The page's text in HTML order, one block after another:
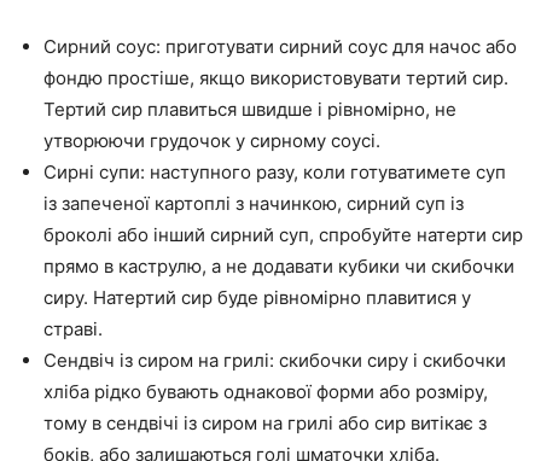
Сирний соус: приготувати сирний соус для начос або
фондю простіше, якщо використовувати тертий сир.
Тертий сир плавиться швидше і рівномірно, не
утворюючи грудочок у сирному соусі.
Сирні супи: наступного разу, коли готуватимете суп
із запеченої картоплі з начинкою, сирний суп із
броколі або інший сирний суп, спробуйте натерти сир
прямо в каструлю, а не додавати кубики чи скибочки
сиру. Натертий сир буде рівномірно плавитися у
страві.
Сендвіч із сиром на грилі: скибочки сиру і скибочки
хліба рідко бувають однакової форми або розміру,
тому в сендвічі із сиром на грилі або сир витікає з
боків, або залишаються голі шматочки хліба.